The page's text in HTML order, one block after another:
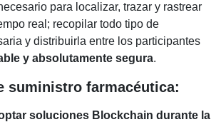
para localizar, trazar y rastrear
real; recopilar todo tipo de
y distribuirla entre los participantes
y absolutamente segura.
suministro farmacéutica:
soluciones Blockchain durante la